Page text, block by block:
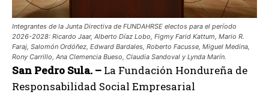
Integrantes de la Junta Directiva de FUNDAHRSE electos para el período
2026-2028: Ricardo Jaar, Alberto Díaz Lobo, Figmy Farid Kattum, Mario R.
Faraj, Salomón Ordóñez, Edward Bardales, Roberto Facusse, Miguel Medina,
Rony Carrillo, Ana Clemencia Bueso, Claudia Sandoval y Lynda Marín.
San Pedro Sula. – La Fundación Hondureña de
Responsabilidad Social Empresarial